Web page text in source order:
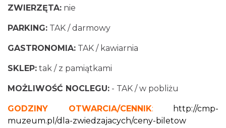
ZWIERZĘTA: nie
PARKING: TAK / darmowy
GASTRONOMIA: TAK / kawiarnia
SKLEP: tak / z pamiątkami
MOŻLIWOŚĆ NOCLEGU: - TAK / w pobliżu
GODZINY OTWARCIA/CENNIK:
http://cmp-
muzeum.pl/dla-zwiedzajacych/ceny-biletow